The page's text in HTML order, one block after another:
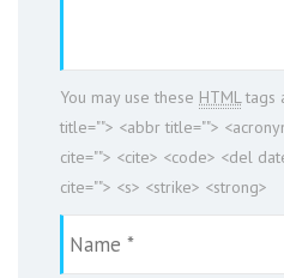
You may use these HTMLtags
title=""> <abbr title="">
cite=""> <cite> <code> <del
cite=""> <s> <strike> <strong>